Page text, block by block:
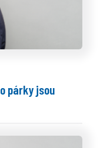
párky jsou